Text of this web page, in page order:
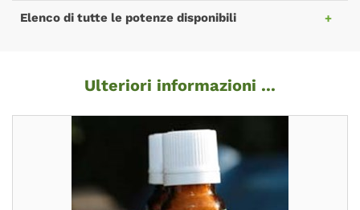
Elenco di tutte le potenze disponibili
Ulteriori informazioni ...